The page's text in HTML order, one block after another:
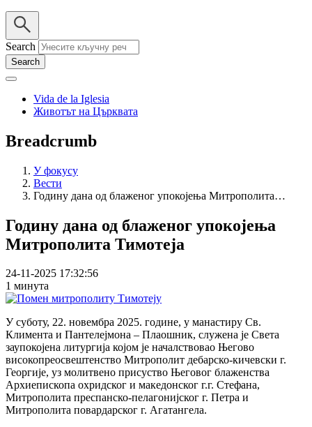
Search
Vida de la Iglesia
Животът на Църквата
Breadcrumb
У фокусу
Вести
Годину дана од блаженог упокојења Митрополита…
Годину дана од блаженог упокојења
Митрополита Тимотеја
24-11-2025 17:32:56
1 минута
У суботу, 22. новембра 2025. године, у манастиру Св.
Климента и Пантелејмона – Плаошник, служена је Света
заупокојена литургија којом је началствовао Његово
високопреосвештенство Митрополит дебарско-кичевски г.
Георгије, уз молитвено присуство Његовог блаженства
Архиепископа охридског и македонског г.г. Стефана,
Митрополита преспанско-пелагонијског г. Петра и
Митрополита повардарског г. Агатангела.